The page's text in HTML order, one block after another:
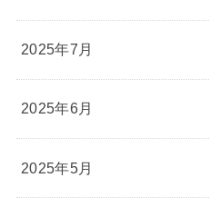
2025年7月
2025年6月
2025年5月